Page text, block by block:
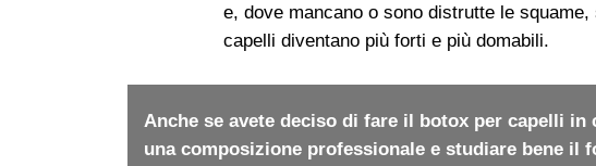
e, dove mancano o sono distrutte le
capelli diventano più forti e più domabili.
Anche se avete deciso di fare il botox per capelli in
una composizione professionale e studiare bene il